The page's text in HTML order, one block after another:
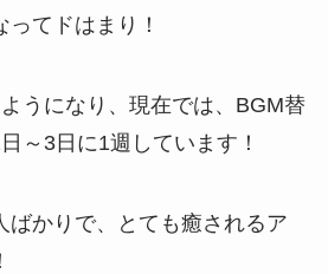
てドはまり！
うになり、現在では、BGM替
～3日に1週しています！
ばかりで、とても癒されるア